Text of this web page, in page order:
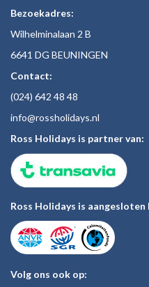
Bezoekadres:
Wilhelminalaan 2 B
6641 DG BEUNINGEN
Contact:
(024) 642 48 48
info@rossholidays.nl
Ross Holidays is partner van:
Ross Holidays is aangesloten
Volg ons ook op: